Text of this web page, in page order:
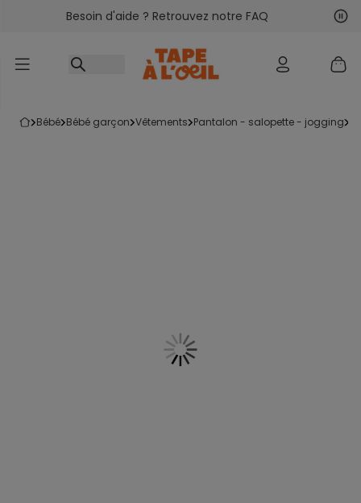
Accéder au contenu
Besoin d'aide ? Retrouvez notre FAQ
bébé bébé garçon vêtements pantalon - salopette - jogging